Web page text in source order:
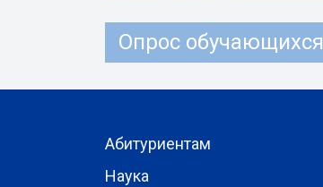
Опрос обучающихся
Абитуриентам
Наука